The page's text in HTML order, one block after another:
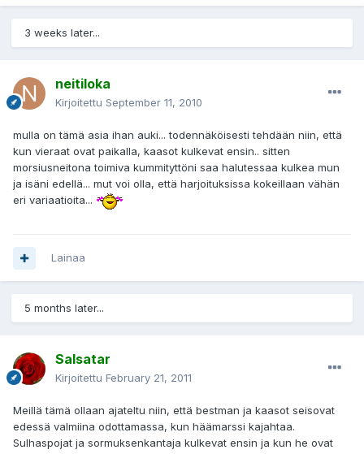
3 weeks later...
neitiloka
Kirjoitettu September 11, 2010
mulla on tämä asia ihan auki... todennäköisesti tehdään niin, että
kun vieraat ovat paikalla, kaasot kulkevat ensin.. sitten
morsiusneitona toimiva kummityttöni saa halutessaa kulkea mun
ja isäni edellä... mut voi olla, että harjoituksissa kokeillaan vähän
eri variaatioita...
Lainaa
5 months later...
Salsatar
Kirjoitettu February 21, 2011
Meillä tämä ollaan ajateltu niin, että bestman ja kaasot seisovat
edessä valmiina odottamassa, kun häämarssi kajahtaa.
Sulhaspojat ja sormuksenkantaja kulkevat ensin ja kun he ovat